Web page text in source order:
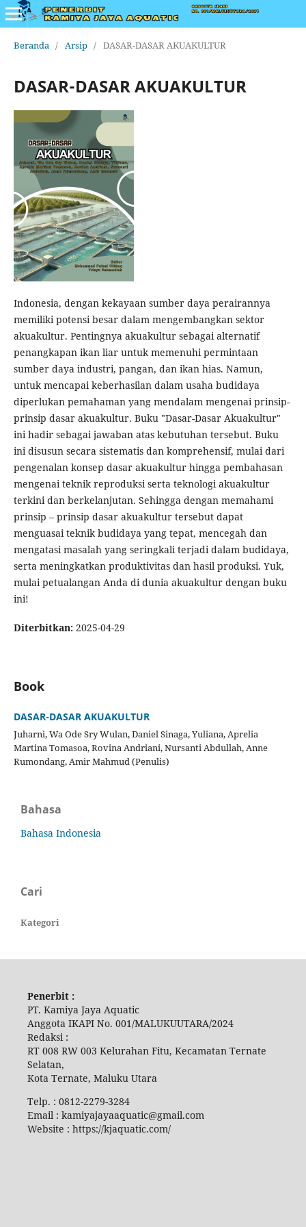
Beranda / Arsip / DASAR-DASAR AKUAKULTUR
DASAR-DASAR AKUAKULTUR
Indonesia, dengan kekayaan sumber daya perairannya
memiliki potensi besar dalam mengembangkan sektor
akuakultur. Pentingnya akuakultur sebagai alternatif
penangkapan ikan liar untuk memenuhi permintaan
sumber daya industri, pangan, dan ikan hias. Namun,
untuk mencapai keberhasilan dalam usaha budidaya
diperlukan pemahaman yang mendalam mengenai prinsip-
prinsip dasar akuakultur. Buku "Dasar-Dasar Akuakultur"
ini hadir sebagai jawaban atas kebutuhan tersebut. Buku
ini disusun secara sistematis dan komprehensif, mulai dari
pengenalan konsep dasar akuakultur hingga pembahasan
mengenai teknik reproduksi serta teknologi akuakultur
terkini dan berkelanjutan. Sehingga dengan memahami
prinsip – prinsip dasar akuakultur tersebut dapat
menguasai teknik budidaya yang tepat, mencegah dan
mengatasi masalah yang seringkali terjadi dalam budidaya,
serta meningkatkan produktivitas dan hasil produksi. Yuk,
mulai petualangan Anda di dunia akuakultur dengan buku
ini!
Diterbitkan: 2025-04-29
Book
DASAR-DASAR AKUAKULTUR
Juharni, Wa Ode Sry Wulan, Daniel Sinaga, Yuliana, Aprelia
Martina Tomasoa, Rovina Andriani, Nursanti Abdullah, Anne
Rumondang, Amir Mahmud (Penulis)
Bahasa
Bahasa Indonesia
Cari
Kategori
Penerbit :
PT. Kamiya Jaya Aquatic
Anggota IKAPI No. 001/MALUKUUTARA/2024
Redaksi :
RT 008 RW 003 Kelurahan Fitu, Kecamatan Ternate
Selatan,
Kota Ternate, Maluku Utara
Telp. : 0812-2279-3284
Email : kamiyajayaaquatic@gmail.com
Website : https://kjaquatic.com/